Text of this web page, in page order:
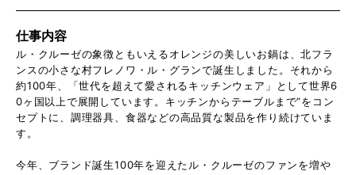
仕事内容
ル・クルーゼの象徴ともいえるオレンジの美しいお鍋は、北フラ
ンスの小さな村フレノワ・ル・グランで誕生しました。それから
約100年、「世代を超えて愛されるキッチンウェア」として世界6
0ヶ国以上で展開しています。キッチンからテーブルまで”をコン
セプトに、調理器具、食器などの高品質な製品を作り続けていま
す。
今年、ブランド誕生100年を迎えたル・クルーゼのファンを増や